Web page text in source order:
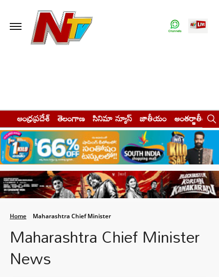
ఆంధ్రప్రదేశ్ తెలంగాణ సినిమా న్యూస్ జాతీయం అంతర్జాతీయం
Home Maharashtra Chief Minister
Maharashtra Chief Minister
News